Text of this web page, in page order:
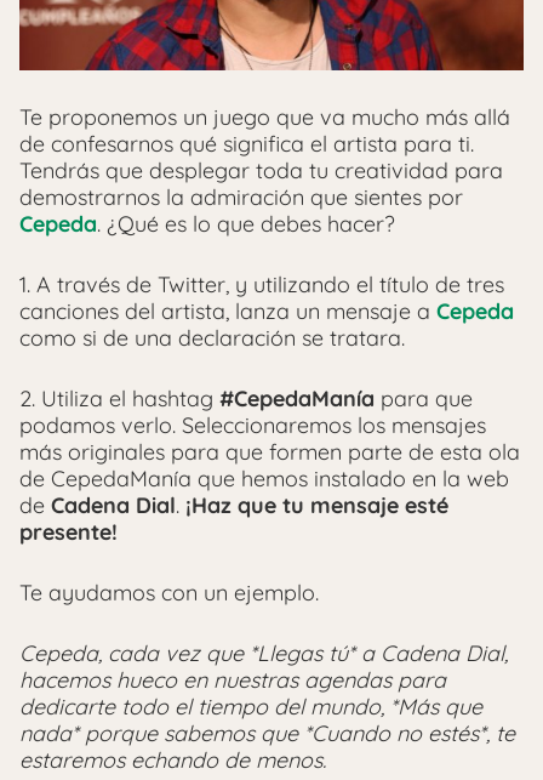
Te proponemos un juego que va mucho más allá
de confesarnos qué significa el artista para ti.
Tendrás que desplegar toda tu creatividad para
demostrarnos la admiración que sientes por
Cepeda. ¿Qué es lo que debes hacer?
1. A través de Twitter, y utilizando el título de tres
canciones del artista, lanza un mensaje a Cepeda
como si de una declaración se tratara.
2. Utiliza el hashtag #CepedaManía para que
podamos verlo. Seleccionaremos los mensajes
más originales para que formen parte de esta ola
de CepedaManía que hemos instalado en la web
de Cadena Dial. ¡Haz que tu mensaje esté
presente!
Te ayudamos con un ejemplo.
Cepeda, cada vez que *Llegas tú* a Cadena Dial,
hacemos hueco en nuestras agendas para
dedicarte todo el tiempo del mundo, *Más que
nada* porque sabemos que *Cuando no estés*, te
estaremos echando de menos.